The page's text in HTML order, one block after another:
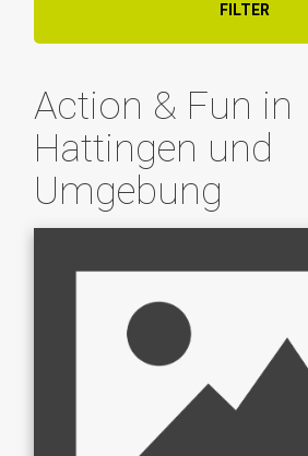
FILTER
Action & Fun in
Hattingen und
Umgebung